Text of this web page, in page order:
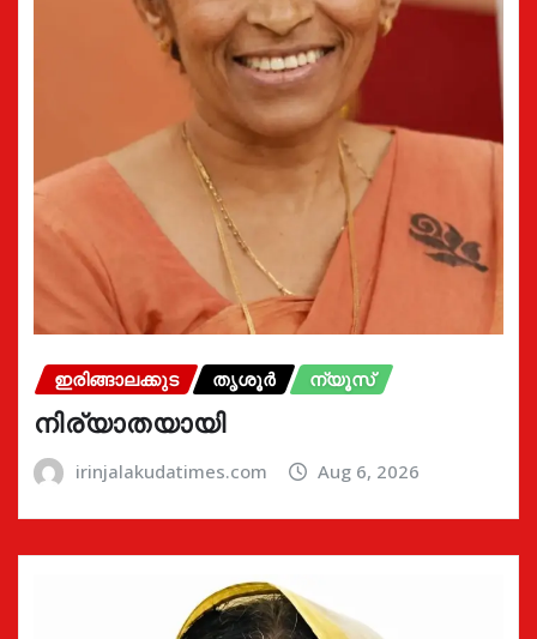
ഇരിങ്ങാലക്കുട തൃശൂർ ന്യൂസ്
നിര്യാതയായി
irinjalakudatimes.com Aug 6, 2026